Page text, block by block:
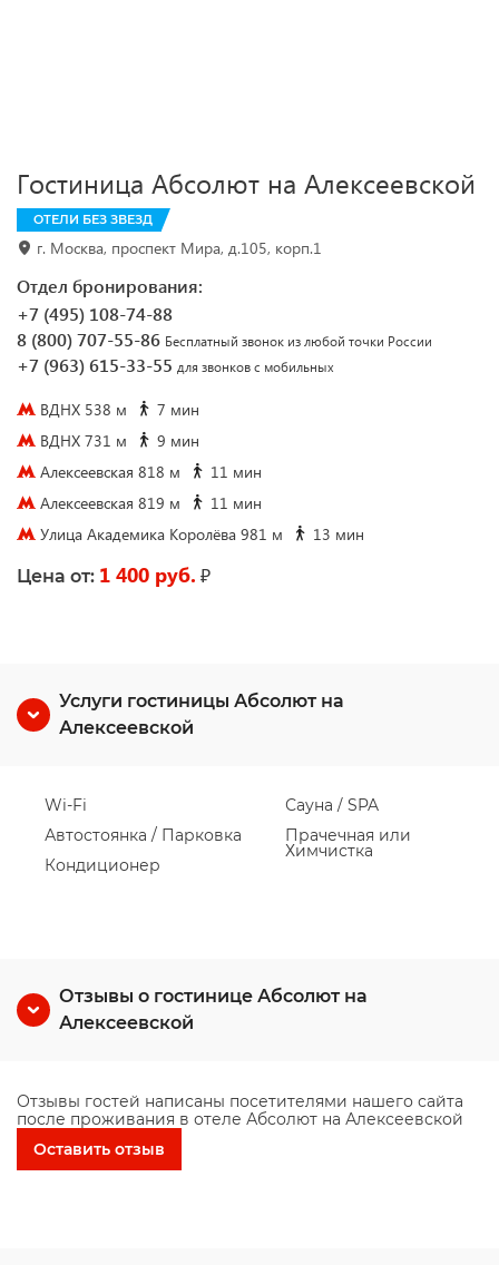
Гостиница Абсолют на Алексеевской
ОТЕЛИ БЕЗ ЗВЕЗД
г. Москва, проспект Мира, д.105, корп.1
Отдел бронирования:
+7 (495) 108-74-88
8 (800) 707-55-86 Бесплатный звонок из любой точки России
+7 (963) 615-33-55 для звонков с мобильных
ВДНХ 538 м
7 мин
ВДНХ 731 м
9 мин
Алексеевская 818 м
11 мин
Алексеевская 819 м
11 мин
Улица Академика Королёва 981 м
13 мин
Цена от: 1 400 руб. ₽
Услуги гостиницы Абсолют на
Алексеевской
Wi-Fi
Автостоянка / Парковка
Кондиционер
Сауна / SPA
Прачечная или
Химчистка
Отзывы о гостинице Абсолют на
Алексеевской
Отзывы гостей написаны посетителями нашего сайта
после проживания в отеле Абсолют на Алексеевской
Оставить отзыв